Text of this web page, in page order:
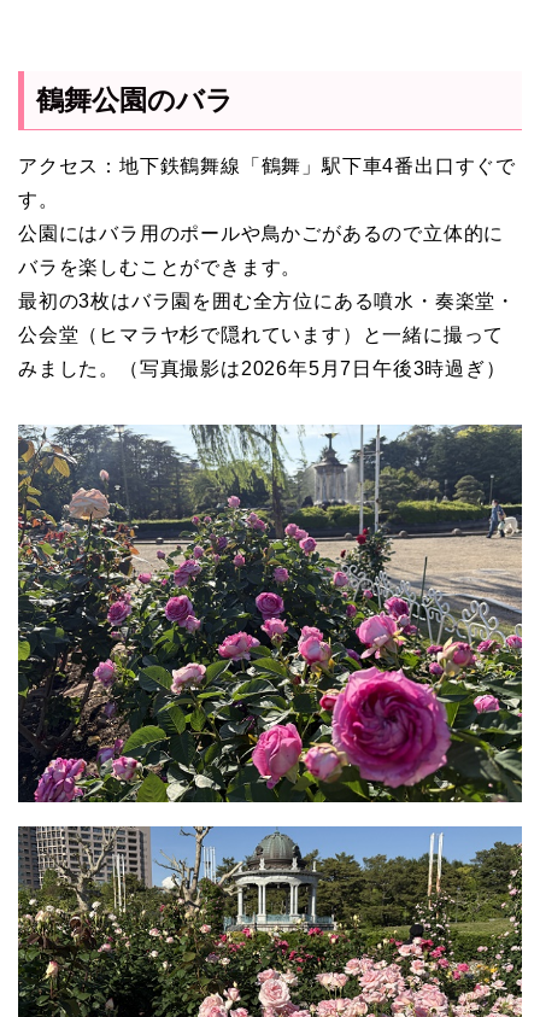
鶴舞公園のバラ
アクセス：地下鉄鶴舞線「鶴舞」駅下車4番出口すぐで
す。
公園にはバラ用のポールや鳥かごがあるので立体的に
バラを楽しむことができます。
最初の3枚はバラ園を囲む全方位にある噴水・奏楽堂・
公会堂（ヒマラヤ杉で隠れています）と一緒に撮って
みました。（写真撮影は2026年5月7日午後3時過ぎ）